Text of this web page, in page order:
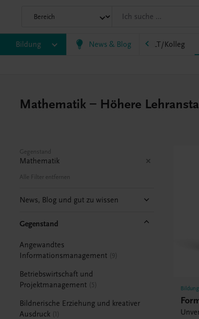
Bildung News & Blog
HF/TFS HLM/HLK HLPS/FSB HLT/Kolleg
Mathematik – Höhere
Gegenstand
Mathematik
Alle Filter entfernen
News, Blog und gut zu wissen
Gegenstand
Angewandtes
Informationsmanagement 9
Betriebswirtschaft und
Projektmanagement
5
Bildnerische Erziehung und kreativer
Ausdruck 1
Bildung